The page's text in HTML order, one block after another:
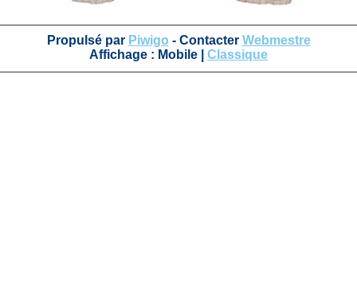
Propulsé par Piwigo - Contacter Webmestre
Affichage : Mobile Classique